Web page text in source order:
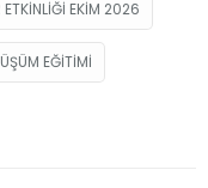
EKIM 2026
EĞITIMI